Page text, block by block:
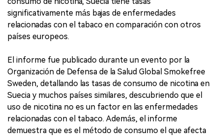
significativamente más bajas de enfermedades
relacionadas con el tabaco en comparación con otros
países europeos.
El informe fue publicado durante un evento por la
Organización de Defensa de la Salud Global Smokefree
Sweden, detallando las tasas de consumo de nicotina en
Suecia y muchos países similares, descubriendo que el
uso de nicotina no es un factor en las enfermedades
relacionadas con el tabaco. Además, el informe
demuestra que es el método de consumo el que afecta